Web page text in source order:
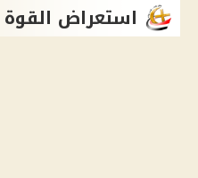
استعراض القوة